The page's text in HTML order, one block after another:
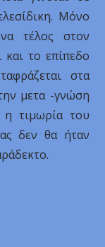
Μόνο
τέλος στον
το επίπεδο
στα
μετα -γνώση
τιμωρία του
δεν θα ήταν